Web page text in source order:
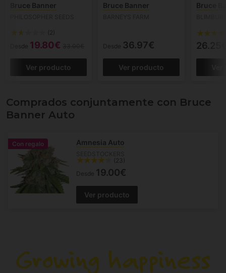
Bruce Banner
(2)
Desde 19.80€
Ver producto
Bruce Banner
Desde 36.97€
Ver producto
Bruce
Comprados conjuntamente con Bruce
Banner Auto
Con regalo Amnesia Auto
(23)
Desde 19.00€
Ver producto